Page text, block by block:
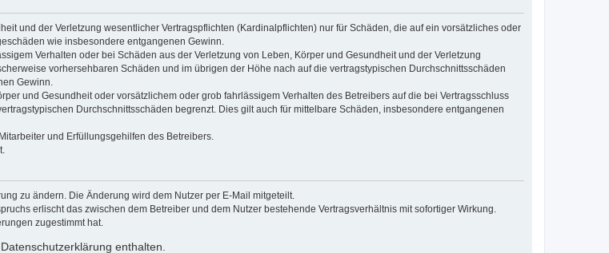
und der Verletzung wesentlicher Vertragspflichten (Kardinalpflichten) nur für Schäden, die auf ein vorsätzliches oder
wie insbesondere entgangenen Gewinn.
Verhalten oder bei Schäden aus der Verletzung von Leben, Körper und Gesundheit und der Verletzung
vorhersehbaren Schäden und im übrigen der Höhe nach auf die vertragstypischen Durchschnittsschäden
Gewinn.
und Gesundheit oder vorsätzlichem oder grob fahrlässigem Verhalten des Betreibers auf die bei Vertragsschluss
Durchschnittsschäden begrenzt. Dies gilt auch für mittelbare Schäden, insbesondere entgangenen
und Erfüllungsgehilfen des Betreibers.
zu ändern. Die Änderung wird dem Nutzer per E-Mail mitgeteilt.
erlischt das zwischen dem Betreiber und dem Nutzer bestehende Vertragsverhältnis mit sofortiger Wirkung.
zugestimmt hat.
enthalten.